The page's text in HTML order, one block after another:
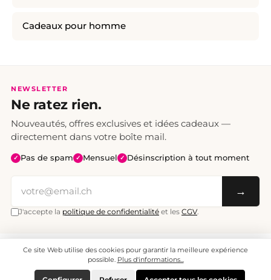
Cadeaux pour homme
NEWSLETTER
Ne ratez rien.
Nouveautés, offres exclusives et idées cadeaux —
directement dans votre boîte mail.
✓ Pas de spam ✓ Mensuel ✓ Désinscription à tout moment
→
J'accepte la politique de confidentialité et les CGV.
Tous les prix sont TTC. Frais de port CHF 6.95, livraison gratuite dès CHF 70.
© 2008 - 2026 - enjoymedia.ch - Tous droits réservés.
Ce site Web utilise des cookies pour garantir la meilleure expérience
possible. Plus d'informations...